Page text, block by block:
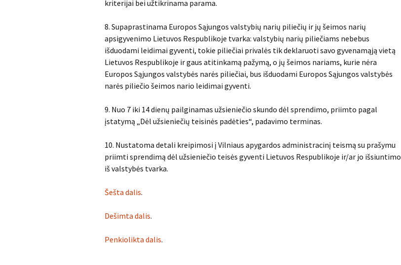
kriterijai bei užtikrinama parama.
8. Supaprastinama Europos Sąjungos valstybių narių piliečių ir jų šeimos narių
apsigyvenimo Lietuvos Respublikoje tvarka: valstybių narių piliečiams nebebus
išduodami leidimai gyventi, tokie piliečiai privalės tik deklaruoti savo gyvenamąją vietą
Lietuvos Respublikoje ir gaus atitinkamą pažymą, o jų šeimos nariams, kurie nėra
Europos Sąjungos valstybės narės piliečiai, bus išduodami Europos Sąjungos valstybės
narės piliečio šeimos nario leidimai gyventi.
9. Nuo 7 iki 14 dienų pailginamas užsieniečio skundo dėl sprendimo, priimto pagal
įstatymą „Dėl užsieniečių teisinės padėties“, padavimo terminas.
10. Nustatoma detali kreipimosi į Vilniaus apygardos administracinį teismą su prašymu
priimti sprendimą dėl užsieniečio teisės gyventi Lietuvos Respublikoje ir/ar jo išsiuntimo
iš valstybės tvarka.
Šešta dalis.
Dešimta dalis.
Penkiolikta dalis.